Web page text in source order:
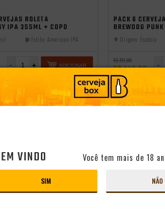
ROLETA
IPA 355ML + COPO
Estilo: American IPA
+
- ADICIONAR
CONHEÇA O CLUBE
PACK 6
BREWDOG
Origem: Escócia
R$ 221,99
R$ 148,99 -
SÓCIO DO CLUBE
R$134,09
VINDO Você tem mais de 18
SIM NÃO